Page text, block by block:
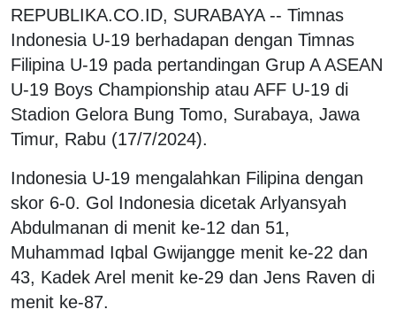
REPUBLIKA.CO.ID, SURABAYA -- Timnas
Indonesia U-19 berhadapan dengan Timnas
Filipina U-19 pada pertandingan Grup A ASEAN
U-19 Boys Championship atau AFF U-19 di
Stadion Gelora Bung Tomo, Surabaya, Jawa
Timur, Rabu (17/7/2024).
Indonesia U-19 mengalahkan Filipina dengan
skor 6-0. Gol Indonesia dicetak Arlyansyah
Abdulmanan di menit ke-12 dan 51,
Muhammad Iqbal Gwijangge menit ke-22 dan
43, Kadek Arel menit ke-29 dan Jens Raven di
menit ke-87.